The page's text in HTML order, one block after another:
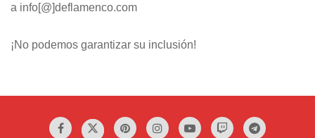
a info[@]deflamenco.com
¡No podemos garantizar su inclusión!